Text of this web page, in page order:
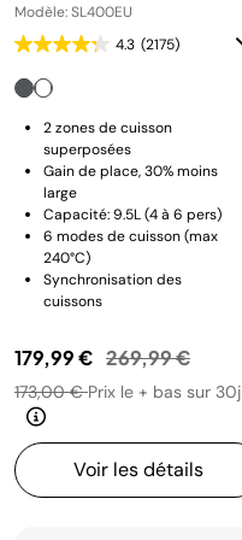
Modèle: SL400EU
4.3 (2175)
2 zones de cuisson
superposées
Gain de place, 30% moins
large
Capacité: 9.5L (4 à 6 pers)
6 modes de cuisson (max
240°C)
Synchronisation des
cuissons
179,99 € Prix réduit de
269,99 €au
173,00 €Prix le + bas sur 30j
Voir les détails